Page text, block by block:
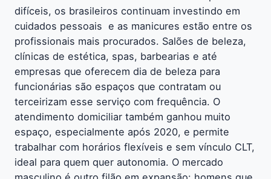
difíceis, os brasileiros continuam investindo em
cuidados pessoais  e as manicures estão entre os
profissionais mais procurados. Salões de beleza,
clínicas de estética, spas, barbearias e até
empresas que oferecem dia de beleza para
funcionárias são espaços que contratam ou
terceirizam esse serviço com frequência. O
atendimento domiciliar também ganhou muito
espaço, especialmente após 2020, e permite
trabalhar com horários flexíveis e sem vínculo CLT,
ideal para quem quer autonomia. O mercado